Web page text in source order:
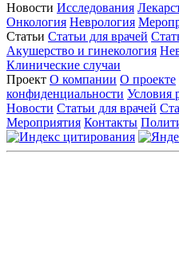
Новости Исследования
Онкология Неврология
Статьи Статьи для врачей
Акушерство и гинекология
Клинические случаи
Проект О компании О проекте
конфиденциальности Условия
Новости Статьи для врачей
Мероприятия Контакты